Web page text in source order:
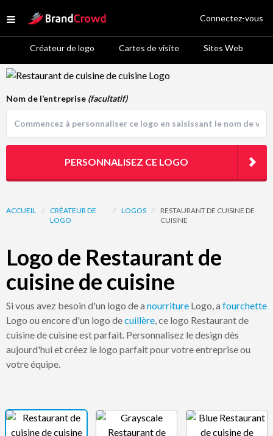
Open menu
Site Logo
Créateur de logo Cartes de visite Sites Web
Connectez-vous
Logo Template Preview
ACCUEIL // CRÉATEUR DE
LOGO
// LOGOS // RESTAURANT DE CUISINE DE
CUISINE
Logo de Restaurant de
cuisine de cuisine
Si vous avez besoin d'un logo de a nourriture Logo, a fourchette
Logo ou encore d'un logo decuillère, ce logo Restaurant de
cuisine de cuisine est parfait. Personnalisez le design dès
aujourd'hui et créez le logo parfait pour votre entreprise ou
votre équipe.
Nom de l’entreprise (facultatif)
PERSONNALISEZ CE LOGO